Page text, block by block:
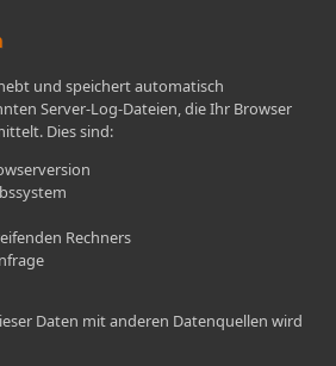
und speichert automatisch
Server-Log-Dateien, die Ihr Browser
Dies sind:
Rechners
Daten mit anderen Datenquellen wird